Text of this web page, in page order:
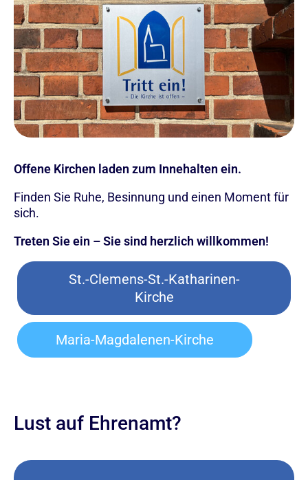
Offene Kirchen laden zum Innehalten ein.
Finden Sie Ruhe, Besinnung und einen Moment für
sich.
Treten Sie ein – Sie sind herzlich willkommen!
St.-Clemens-St.-Katharinen-
Kirche
Maria-Magdalenen-Kirche
Lust auf Ehrenamt?